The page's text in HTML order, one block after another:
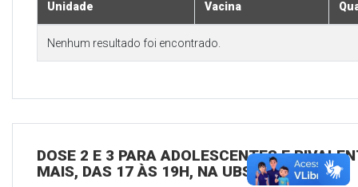
Unidade Vacina
Nenhum resultado foi encontrado.
DOSE 2 E 3 PARA ADOLESCENTES E
MAIS, DAS 17 ÀS 19H, NA UBS SEDE